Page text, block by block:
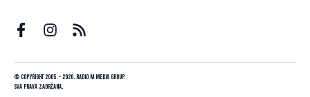
© Copyright 2005. - 2026. Radio M Media Group.
Sva prava zadržana.